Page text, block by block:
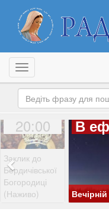
Toggle navigation
20:00
Заклик до
Бердичівської
Богородиці
(Наживо)
В